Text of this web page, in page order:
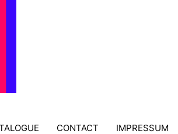
CONTACT IMPRESSUM